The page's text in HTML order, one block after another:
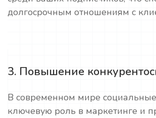
долгосрочным отношениям с
3. Повышение
В современном мире
ключевую роль в маркетинге и